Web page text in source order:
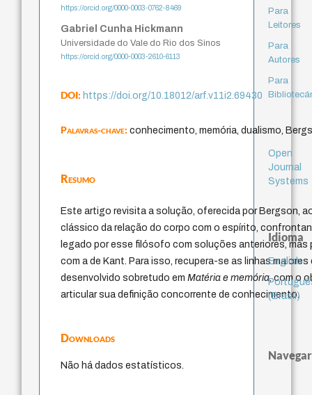
https://orcid.org/0000-0003-0762-8469
Gabriel Cunha Hickmann
Universidade do Vale do Rio dos Sinos
https://orcid.org/0000-0003-2610-6113
DOI:https://doi.org/10.18012/arf.v11i2.69430
Palavras-chave:conhecimento, memória, dualismo,
Resumo
Este artigo revisita a solução, oferecida por Bergson,
clássico da relação do corpo com o espírito,
legado por esse filósofo com soluções anteriores, mas
com a de Kant. Para isso, recupera-se as linhas
desenvolvido sobretudo emMatéria e memória, com o
articular sua definição concorrente de conhecimento.
Downloads
Não há dados estatísticos.
Para
Leitores
Para
Autores
Para
Open
Journal
Systems
Idioma
English
(Brasil)
Navegar